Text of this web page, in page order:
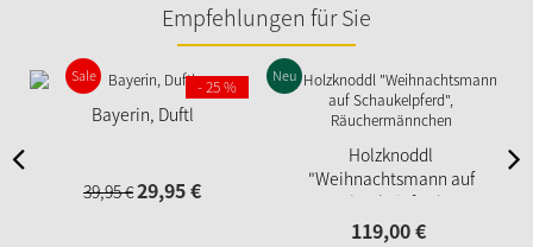
Empfehlungen für Sie
Bayerin, Duftl
Sale
39,95€29,95€
- 25 %
Holzknoddl
"Weihnachtsmann auf
Schaukelpferd",
Räuchermännchen
Neu
119,00€